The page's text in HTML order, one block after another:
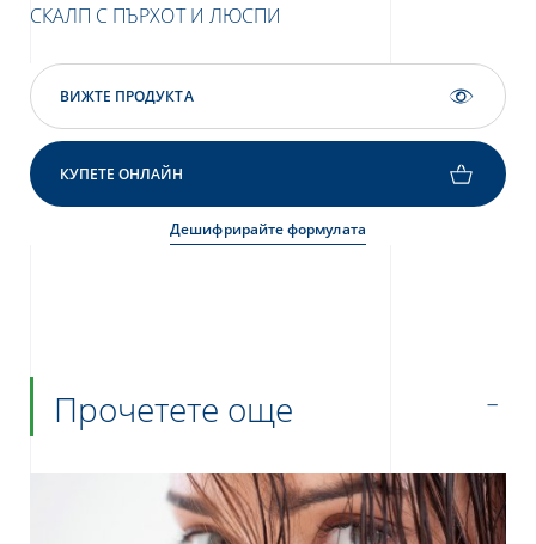
СКАЛП С ПЪРХОТ И ЛЮСПИ
ВИЖТЕ ПРОДУКТА
КУПЕТЕ ОНЛАЙН
Дешифрирайте формулата
Прочетете още